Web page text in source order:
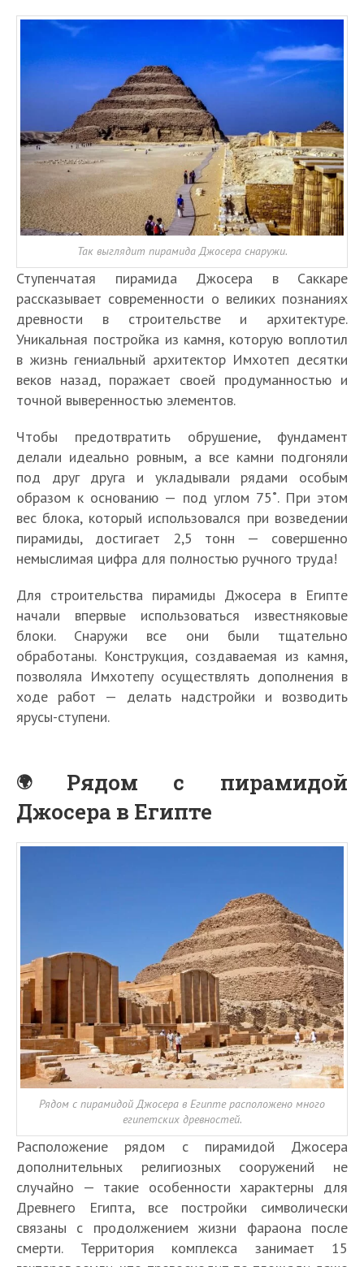
Так выглядит пирамида Джосера снаружи.
Ступенчатая пирамида Джосера в Саккаре
рассказывает современности о великих познаниях
древности в строительстве и архитектуре.
Уникальная постройка из камня, которую воплотил
в жизнь гениальный архитектор Имхотеп десятки
веков назад, поражает своей продуманностью и
точной выверенностью элементов.
Чтобы предотвратить обрушение, фундамент
делали идеально ровным, а все камни подгоняли
под друг друга и укладывали рядами особым
образом к основанию — под углом 75˚. При этом
вес блока, который использовался при возведении
пирамиды, достигает 2,5 тонн — совершенно
немыслимая цифра для полностью ручного труда!
Для строительства пирамиды Джосера в Египте
начали впервые использоваться известняковые
блоки. Снаружи все они были тщательно
обработаны. Конструкция, создаваемая из камня,
позволяла Имхотепу осуществлять дополнения в
ходе работ — делать надстройки и возводить
ярусы-ступени.
Рядом с пирамидой
Джосера в Египте
Рядом с пирамидой Джосера в Египте расположено много
египетских древностей.
Расположение рядом с пирамидой Джосера
дополнительных религиозных сооружений не
случайно — такие особенности характерны для
Древнего Египта, все постройки символически
связаны с продолжением жизни фараона после
смерти. Территория комплекса занимает 15